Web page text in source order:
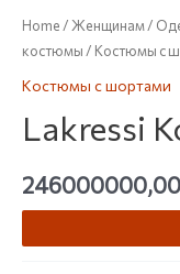
Home/Женщинам/
костюмы/ Костюмы с
Костюмы с шортами
Lakressi
246000000,00